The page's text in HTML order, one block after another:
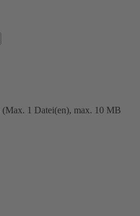
(Max. 1 Datei(en), max. 10 MB